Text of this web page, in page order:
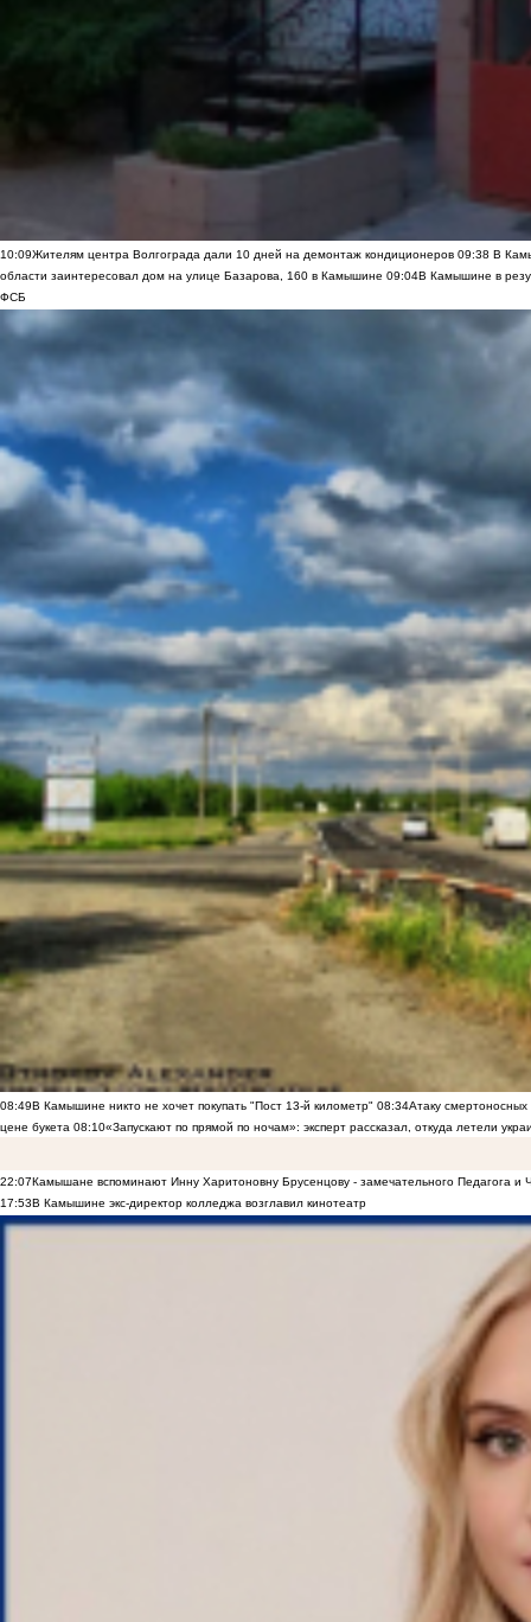
10:09Жителям центра Волгограда дали 10 дней на демонтаж кондиционеров 09:38 В
области заинтересовал дом на улице Базарова, 160 в Камышине 09:04В Камышине в
ФСБ
08:49В Камышине никто не хочет покупать "Пост 13-й километр" 08:34Атаку
цене букета 08:10«Запускают по прямой по ночам»: эксперт рассказал, откуда летели
22:07Камышане вспоминают Инну Харитоновну Брусенцову - замечательного Педагога и
17:53В Камышине экс-директор колледжа возглавил кинотеатр